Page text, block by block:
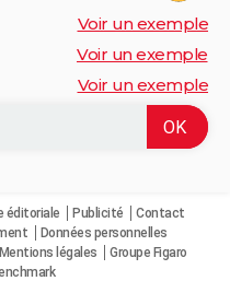
Voir un exemple
Voir un exemple
Voir un exemple
éditoriale Publicité
Contact
Données personnelles
Mentions légales
Groupe Figaro